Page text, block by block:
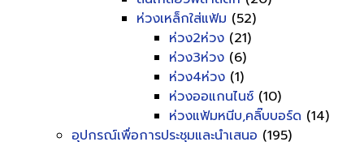
ห่วงเหล็กใส่แฟ้ม (52)
ห่วง2ห่วง (21)
ห่วง3ห่วง (6)
ห่วง4ห่วง (1)
ห่วงออแกนไนซ์ (10)
ห่วงแฟ้มหนีบ,คลิ๊บบอร์ด (14)
อุปกรณ์เพื่อการประชุมและนำเสนอ (195)